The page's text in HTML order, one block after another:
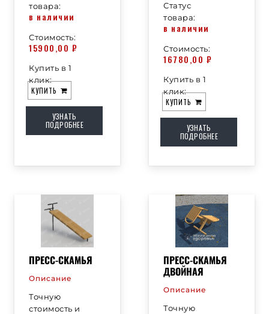
товара:
в наличии
Стоимость:
15900,00 ₽
Купить в 1
клик:
КУПИТЬ
УЗНАТЬ
ПОДРОБНЕЕ
Статус
товара:
в наличии
Стоимость:
16780,00 ₽
Купить в 1
клик:
КУПИТЬ
УЗНАТЬ
ПОДРОБНЕЕ
ПРЕСС-СКАМЬЯ
Описание
Точную
стоимость и
ПРЕСС-СКАМЬЯ
ДВОЙНАЯ
Описание
Точную